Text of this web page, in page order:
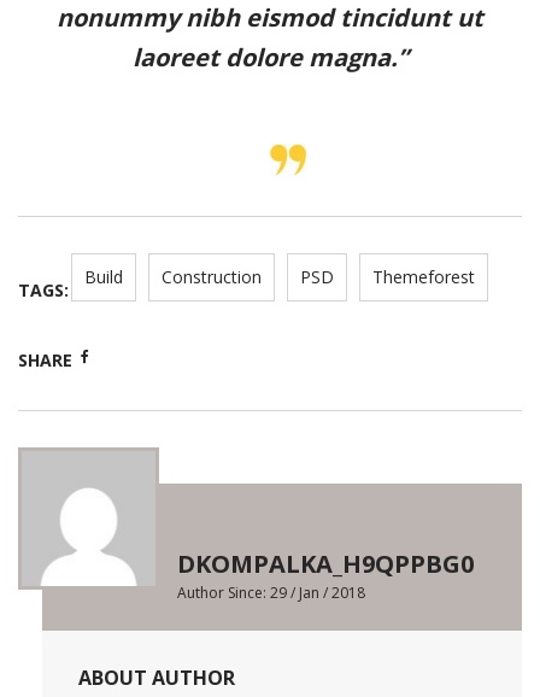
nonummy nibh eismod tincidunt ut
laoreet dolore magna.”
TAGS:
Build Construction PSD Themeforest
SHARE
DKOMPALKA_H9QPPBG0
Author Since: 29 / Jan / 2018
ABOUT AUTHOR